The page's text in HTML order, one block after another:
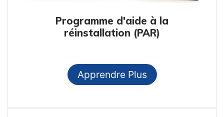
Programme d'aide à la
réinstallation (PAR)
Apprendre Plus